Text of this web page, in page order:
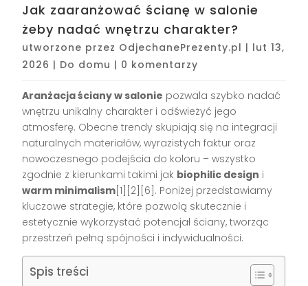
Jak zaaranżować ścianę w salonie
żeby nadać wnętrzu charakter?
utworzone przez OdjechanePrezenty.pl | lut 13,
2026 | Do domu | 0 komentarzy
Aranżacja ściany w salonie pozwala szybko nadać
wnętrzu unikalny charakter i odświeżyć jego
atmosferę. Obecne trendy skupiają się na integracji
naturalnych materiałów, wyrazistych faktur oraz
nowoczesnego podejścia do koloru – wszystko
zgodnie z kierunkami takimi jak biophilic design i
warm minimalism[1][2][6]. Poniżej przedstawiamy
kluczowe strategie, które pozwolą skutecznie i
estetycznie wykorzystać potencjał ściany, tworząc
przestrzeń pełną spójności i indywidualności.
Spis treści